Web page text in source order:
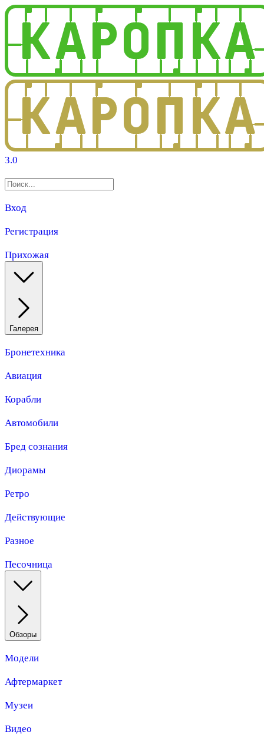
3.0
Вход
Регистрация
Прихожая
Галерея
Бронетехника
Авиация
Корабли
Автомобили
Бред сознания
Диорамы
Ретро
Действующие
Разное
Песочница
Обзоры
Модели
Афтермаркет
Музеи
Видео